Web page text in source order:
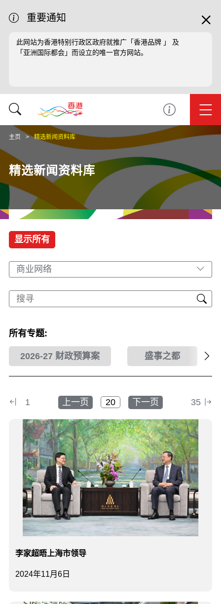
重要通知
此网站为香港特别行政区政府就推广「香港品牌 」 及
「亚洲国际都会」而设立的唯一官方网站。
主页 精选新闻资料库
精选新闻资料库
显示所有
商业网络
所有专题:
2026-27 财政预算案 盛事之都
1 上一页 下一页 35
2024年11月6日
李家超晤上海市领导